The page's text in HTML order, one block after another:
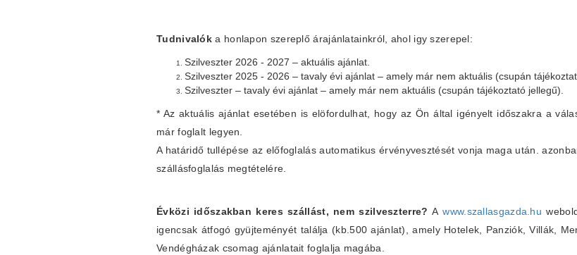
Tudnivalók a honlapon szereplő árajánlatainkról, ahol igy szerepel:
Szilveszter 2026 - 2027 – aktuális ajánlat.
Szilveszter 2025 - 2026 – tavaly évi ajánlat – amely már nem aktuális (csupán
Szilveszter – tavaly évi ajánlat – amely már nem aktuális (csupán tájékoztató jellegű).
* Az aktuális ajánlat esetében is elöfordulhat, hogy az Ön által igényelt időszakra a
már foglalt legyen.
A határidő tullépése az előfoglalás automatikus érvényvesztését vonja maga után.
szállásfoglalás megtételére.
Évközi időszakban keres szállást, nem szilveszterre? Awww.szallasgazda.hu
igencsak átfogó gyüjteményét találja (kb.500 ajánlat), amely Hotelek, Panziók, Villák,
Vendégházak csomag ajánlatait foglalja magába.